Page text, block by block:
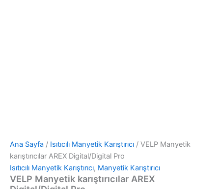
Ana Sayfa / Isıtıcılı Manyetik Karıştırıcı / VELP Manyetik
karıştırıcılar AREX Digital/Digital Pro
Isıtıcılı Manyetik Karıştırıcı, Manyetik Karıştırıcı
VELP Manyetik karıştırıcılar AREX